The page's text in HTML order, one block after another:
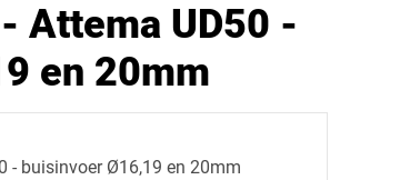
Attema UD50 -
en 20mm
- buisinvoer Ø16,19 en 20mm